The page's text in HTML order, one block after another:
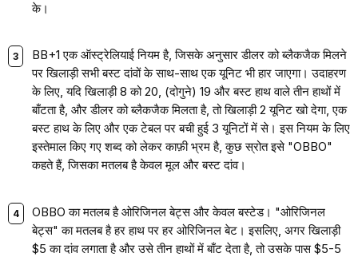
के।
BB+1 एक ऑस्ट्रेलियाई नियम है, जिसके अनुसार डीलर को ब्लैकजैक मिलने
पर खिलाड़ी सभी बस्ट दांवों के साथ-साथ एक यूनिट भी हार जाएगा। उदाहरण
के लिए, यदि खिलाड़ी 8 को 20, (दोगुने) 19 और बस्ट हाथ वाले तीन हाथों में
बाँटता है, और डीलर को ब्लैकजैक मिलता है, तो खिलाड़ी 2 यूनिट खो देगा, एक
बस्ट हाथ के लिए और एक टेबल पर बची हुई 3 यूनिटों में से। इस नियम के लिए
इस्तेमाल किए गए शब्द को लेकर काफ़ी भ्रम है, कुछ स्रोत इसे "OBBO"
कहते हैं, जिसका मतलब है केवल मूल और बस्ट दांव।
OBBO का मतलब है ओरिजिनल बेट्स और केवल बस्टेड। "ओरिजिनल
बेट्स" का मतलब है हर हाथ पर हर ओरिजिनल बेट। इसलिए, अगर खिलाड़ी
$5 का दांव लगाता है और उसे तीन हाथों में बाँट देता है, तो उसके पास $5-5